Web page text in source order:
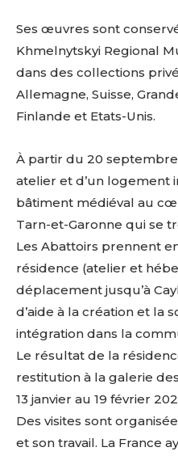
Ses œuvres sont
Khmelnytskyi Regional
dans des collections
Allemagne, Suisse,
Finlande et Etats-Unis.
À partir du 20
atelier et d’un logement
bâtiment médiéval au
Tarn-et-Garonne qui se
Les Abattoirs prennent
résidence (atelier et
déplacement jusqu’à
d’aide à la création et la
intégration dans la
Le résultat de la
restitution à la galerie
13 janvier au 19 février
Des visites sont
et son travail. La France